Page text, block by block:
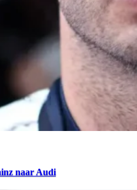
naar Audi